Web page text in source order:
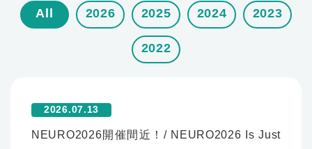
All 2026 2025 2024 2023
2022
2026.07.13
NEURO2026開催間近！/ NEURO2026 Is Just